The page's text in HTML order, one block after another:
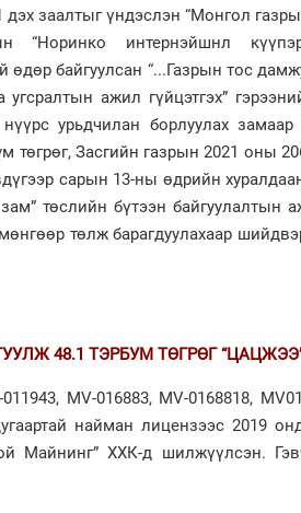
заалтыг үндэслэн “Монгол
“Норинко интернэйшнл
байгуулсан “...Газрын тос
ажил гүйцэтгэх”
урьдчилан борлуулах
төгрөг, Засгийн газрын 2021 оны
сарын 13-ны өдрийн
төслийн бүтээн байгуулалтын
төлж барагдуулахаар
48.1 ТЭРБУМ ТӨГРӨГ
MV-016883, MV-0168818,
найман лицензээс 2019
Майнинг” ХХК-д шилжүүлсэн.